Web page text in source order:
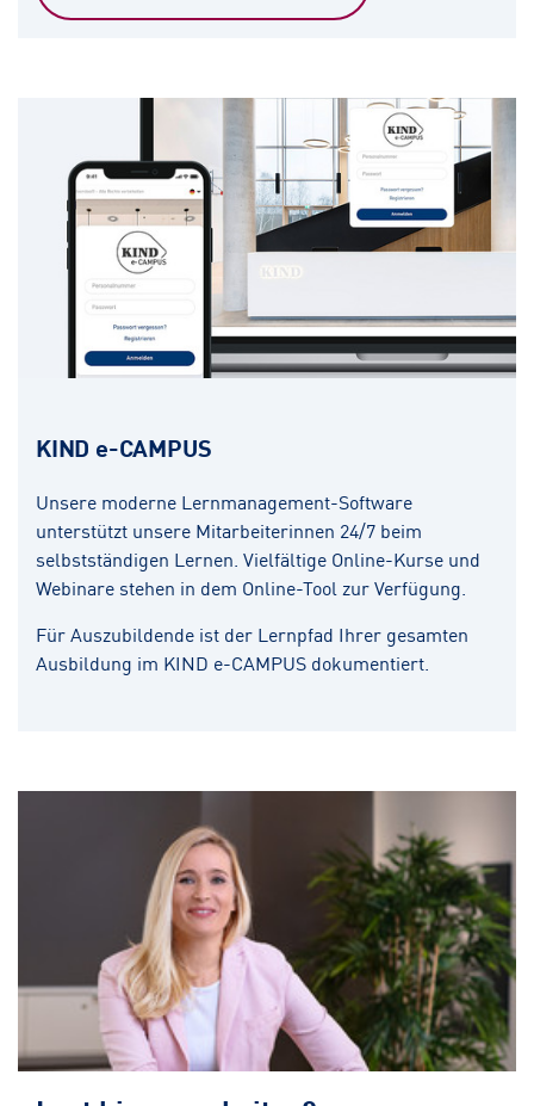
KIND e-CAMPUS
Unsere moderne Lernmanagement-Software
unterstützt unsere Mitarbeiterinnen 24/7 beim
selbstständigen Lernen. Vielfältige Online-Kurse und
Webinare stehen in dem Online-Tool zur Verfügung.
Für Auszubildende ist der Lernpfad Ihrer gesamten
Ausbildung im KIND e-CAMPUS dokumentiert.